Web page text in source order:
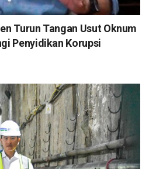
Turun Tangan Usut Oknum
Penyidikan Korupsi